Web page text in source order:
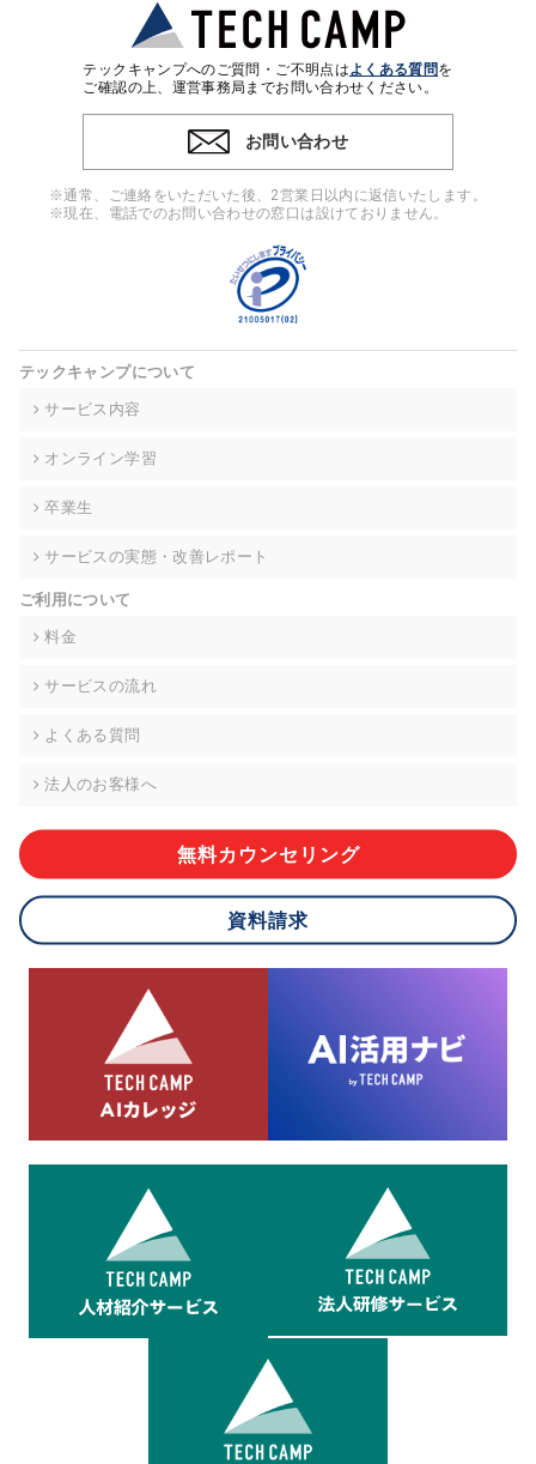
・個人(法人の場合は担当者)を識別できない形式に加工した統
計情報の作成および利用
※上記の利用目的に基づいた本人への連絡及び配信について
4. 個人情報の第三者提供
ンをとるために、氏名等の一部の情報をサービス内で使用する
チャットツールで発信することにより、本サービスの他の利用
者等に提供することがあります。
当社は事業運営上、前項利用目的の範囲に限って個人情報を外
高い委託先を選定し、個人情報の適正管理・機密保持について
個人情報の開示等(利用目的の通知、開示、内容の訂正・追加・
て、下記の当社問合わせ窓口に申し出ることができます。その
的な期間内に対応いたします。ただし、申請が本人確認が不可
により、ご希望に添えない場合があります。 なお、アクセスロ
グなどの個人情報以外の情報については、原則として開示等は
株式会社div 個人情報問合せ窓口
メールアドレス:privacy_policy@di-v.co.jp
ご本人様が当社に個人情報を提供されるかどうかは任意による
応ができない場合があります。
8.cookieにより取得・分析した情報とその利用について
当社は第三者が運営するデータ・マネジメント・プラットフォ
ームからcookieにより収集されたウェブの閲覧機歴及びその分
析結果を取得し、これをお客様の個人データと結びつけた上
で、広告配信等の目的で利用いたします。
テックキャンプへのご質問・ご不明点はよくある質問を
ご確認の上、運営事務局までお問い合わせください。
お問い合わせ
※通常、ご連絡をいただいた後、2営業日以内に返信いたします。
※現在、電話でのお問い合わせの窓口は設けておりません。
テックキャンプについて
サービス内容
オンライン学習
卒業生
サービスの実態・改善レポート
ご利用について
料金
サービスの流れ
よくある質問
法人のお客様へ
無料カウンセリング
資料請求